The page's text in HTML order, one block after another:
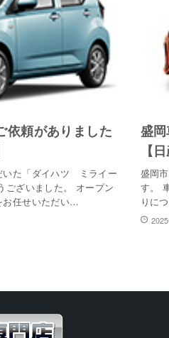
依頼がありました
いた「ダイハツ ミライー
ございました。 オープン
お任せいただい…
盛
【
盛岡
す。
りに